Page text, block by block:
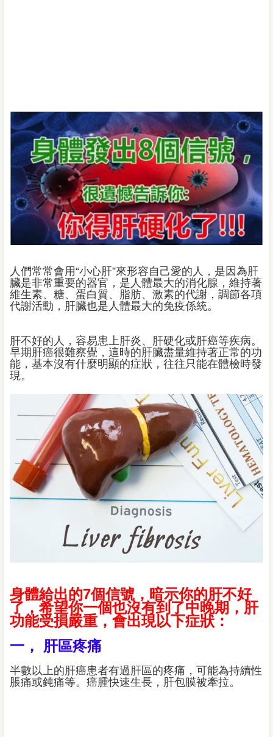
人們常常會用“小心肝”來形容自己愛的人，是因為肝
臟是非常重要的器官，是人體最大的消化腺，維持著
維生素、糖、蛋白質、脂肪、激素的代謝，調節各項
代謝活動，肝臟也是人體最大的免疫係統。
肝不好的人，容易患上肝炎、肝硬化或肝癌等疾病。
早期肝癌很難察覺，這時的肝臟盡量維持著正常的功
能，基本沒有什麼明顯的症狀，往往只能在體檢時發
現。
身體給出的7個信號，暗示你的肝不好
了，希望你一個也沒有到了中晚期，肝
功能受損嚴重，會出現以下症狀：
一， 肝區疼痛
半數以上的肝癌患者有過肝區的疼痛，可能為持續性
脹痛或鈍痛等。癌腫快速生長，肝包膜被牽拉。